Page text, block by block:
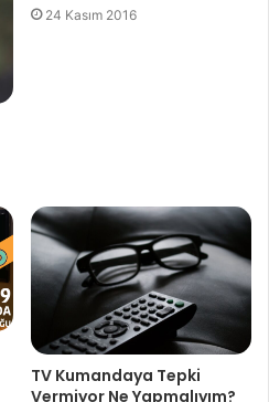
24 Kasım 2016
TV Kumandaya Tepki
Vermiyor Ne Yapmalıyım?